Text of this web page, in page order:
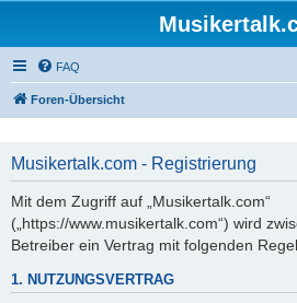
FAQ
Foren-Übersicht
Musikertalk.com - Registrierung
Mit dem Zugriff auf „Musikertalk.com“
(„https://www.musikertalk.com“) wird
Betreiber ein Vertrag mit folgenden
1. NUTZUNGSVERTRAG